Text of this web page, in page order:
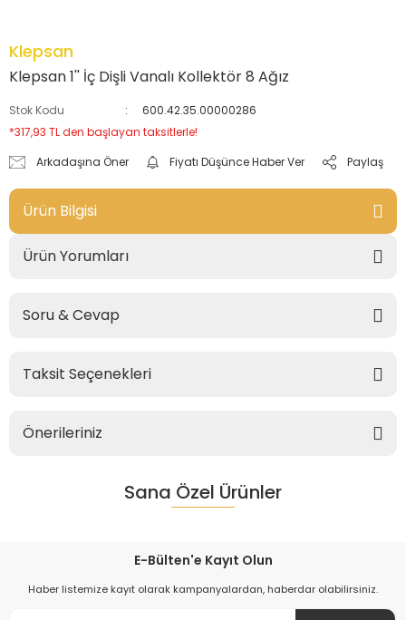
Klepsan
Klepsan 1'' İç Dişli Vanalı Kollektör 8 Ağız
Stok Kodu
600.42.35.00000286
*317,93 TL den başlayan taksitlerle!
Arkadaşına Öner
Fiyatı Düşünce Haber Ver Paylaş
Ürün Bilgisi
Ürün Yorumları
Soru & Cevap
Taksit Seçenekleri
Önerileriniz
Sana Özel Ürünler
E-Bülten'e Kayıt Olun
Haber listemize kayıt olarak kampanyalardan, haberdar olabilirsiniz.